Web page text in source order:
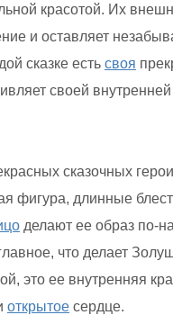
красотой. Их
и оставляет
сказке есть своя
своей
сказочных
фигура, длинные
делают ее образ по-
что делает
это ее внутренняя
открытое сердце.